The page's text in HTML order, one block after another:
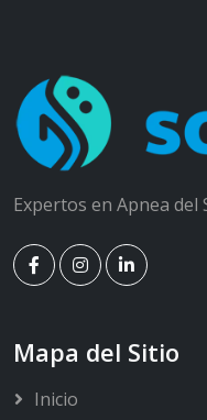
Expertos en Apnea
Mapa del Sitio
Inicio